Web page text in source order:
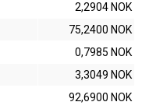
2,2904 NOK
75,2400 NOK
0,7985 NOK
3,3049 NOK
92,6900 NOK